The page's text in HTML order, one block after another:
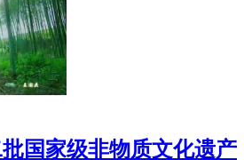
国家级非物质文化遗产